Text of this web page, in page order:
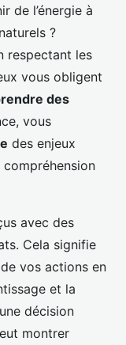
de l’énergie à
?
respectant les
vous obligent
des
vous
des enjeux
avec des
Cela signifie
vos actions en
et la
décision
montrer